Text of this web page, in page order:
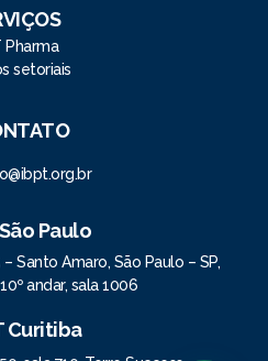
Pharma
setoriais
Paulo
Santo Amaro, São Paulo – SP,
andar, sala 1006
Curitiba